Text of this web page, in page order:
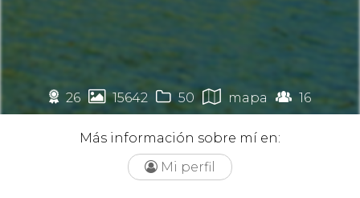
🏉 26  15642  50  mapa  16
Más información sobre mí en:
 Mi perfil